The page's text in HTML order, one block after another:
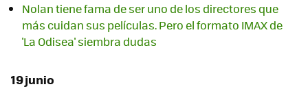
Nolan tiene fama de ser uno de los directores que
más cuidan sus películas. Pero el formato IMAX de
'La Odisea' siembra dudas
19 junio